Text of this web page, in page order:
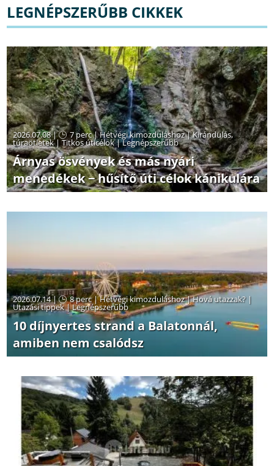
LEGNÉPSZERŰBB CIKKEK
2026.07.08 | 7 perc|Hétvégi kimozduláshoz|Kirándulás,
túraötletek|Titkos úticélok|Legnépszerűbb
Árnyas ösvények és más nyári
menedékek − hűsítő úti célok kánikulára
2026.07.14 | 8 perc|Hétvégi kimozduláshoz|Hová utazzak? |
Utazási tippek|Legnépszerűbb
10 díjnyertes strand a Balatonnál,
amiben nem csalódsz